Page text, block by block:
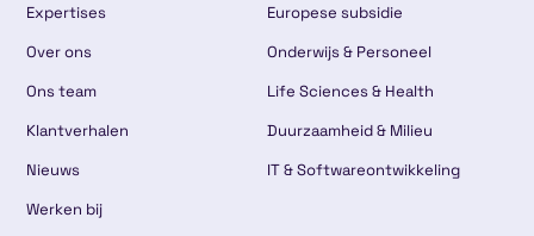
Expertises
Over ons
Ons team
Klantverhalen
Nieuws
Werken bij
Europese subsidie
Onderwijs & Personeel
Life Sciences & Health
Duurzaamheid & Milieu
IT & Softwareontwikkeling